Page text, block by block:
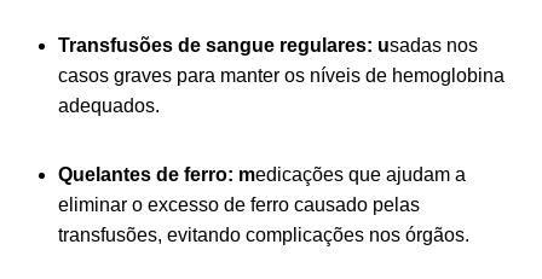
Transfusões de sangue regulares: usadas nos
casos graves para manter os níveis de hemoglobina
adequados.
Quelantes de ferro: medicações que ajudam a
eliminar o excesso de ferro causado pelas
transfusões, evitando complicações nos órgãos.